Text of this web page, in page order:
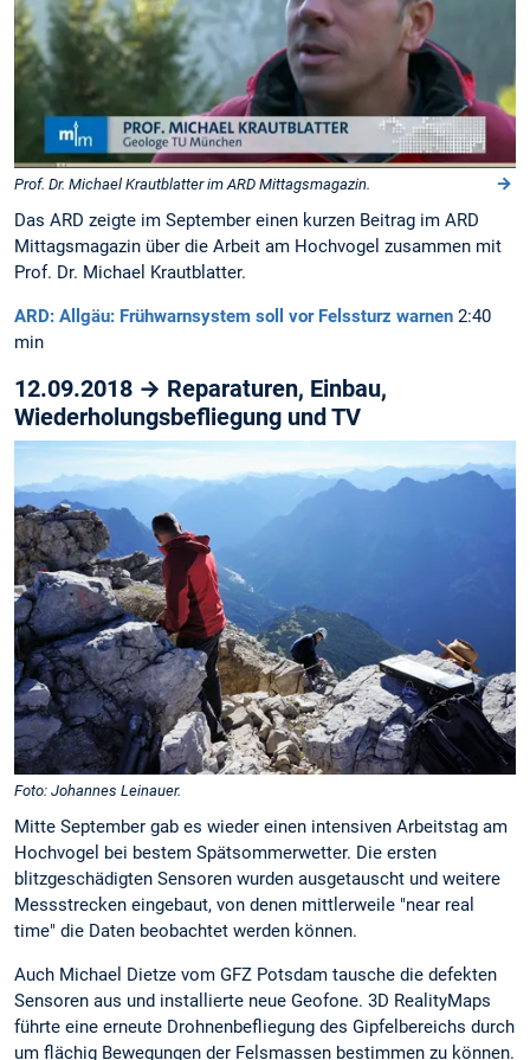
Prof. Dr. Michael Krautblatter im ARD Mittagsmagazin.
Das ARD zeigte im September einen kurzen Beitrag im ARD
Mittagsmagazin über die Arbeit am Hochvogel zusammen mit
Prof. Dr. Michael Krautblatter.
ARD: Allgäu: Frühwarnsystem soll vor Felssturz warnen 2:40
min
12.09.2018 → Reparaturen, Einbau,
Wiederholungsbefliegung und TV
Foto: Johannes Leinauer.
Mitte September gab es wieder einen intensiven Arbeitstag am
Hochvogel bei bestem Spätsommerwetter. Die ersten
blitzgeschädigten Sensoren wurden ausgetauscht und weitere
Messstrecken eingebaut, von denen mittlerweile "near real
time" die Daten beobachtet werden können.
Auch Michael Dietze vom GFZ Potsdam tausche die defekten
Sensoren aus und installierte neue Geofone. 3D RealityMaps
führte eine erneute Drohnenbefliegung des Gipfelbereichs durch
um flächig Bewegungen der Felsmassen bestimmen zu können.